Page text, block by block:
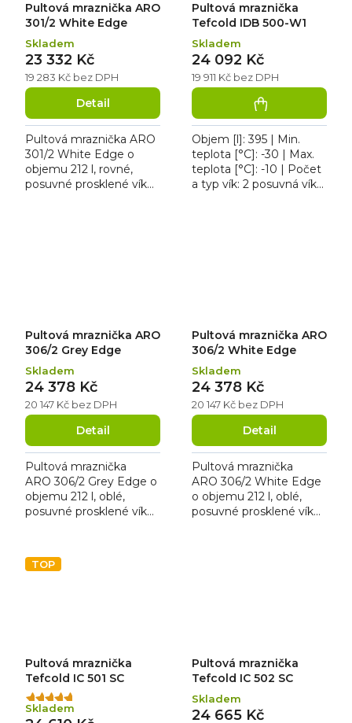
Pultová mraznička ARO
301/2 White Edge
Skladem
19 283 Kč bez DPH
23 332 Kč
Detail
Pultová mraznička ARO
301/2 White Edge o
objemu 212 l, rovné,
posuvné prosklené víko
Pultová mraznička
Tefcold IDB 500-W1
Skladem
19 911 Kč bez DPH
24 092 Kč
Objem [l]: 395 | Min.
teplota [°C]: -30 | Max.
teplota [°C]: -10 | Počet
a typ vík: 2 posuvná víka
Pultová mraznička ARO
306/2 Grey Edge
Skladem
20 147 Kč bez DPH
24 378 Kč
Detail
Pultová mraznička
ARO 306/2 Grey Edge o
objemu 212 l, oblé,
posuvné prosklené víko
šedým rámem a kolečka
pro lepší...
Pultová mraznička ARO
306/2 White Edge
Skladem
20 147 Kč bez DPH
24 378 Kč
Detail
Pultová mraznička
ARO 306/2 White Edge
o objemu 212 l, oblé,
posuvné prosklené víko
TOP
Pultová mraznička
Tefcold IC 501 SC
Průměrné
hodnocení
Skladem
Pultová mraznička
Tefcold IC 502 SC
Skladem
24 665 Kč